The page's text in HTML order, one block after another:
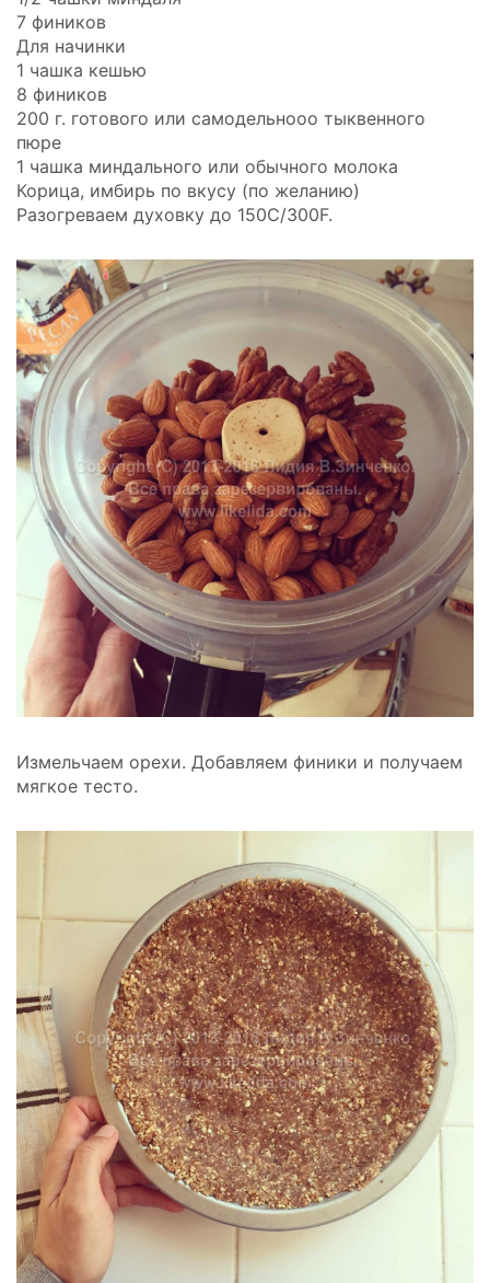
7 фиников
Для начинки
1 чашка кешью
8 фиников
200 г. готового или самодельнооо тыквенного
пюре
1 чашка миндального или обычного молока
Корица, имбирь по вкусу (по желанию)
Разогреваем духовку до 150C/300F.
Измельчаем орехи. Добавляем финики и получаем
мягкое тесто.